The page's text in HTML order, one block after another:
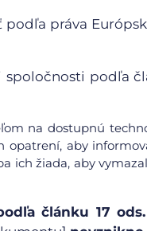
podľa práva
spoločnosti podľa
na dostupnú
opatrení, aby
ich žiada, aby
článku 17 ods.